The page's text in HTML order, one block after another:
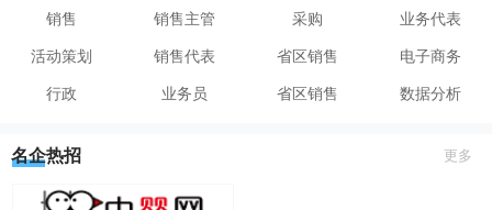
销售 销售主管 采购 业务代表
活动策划 销售代表 省区销售 电子商务
行政 业务员 省区销售 数据分析
名企热招 更多